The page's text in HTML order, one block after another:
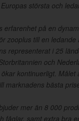
största och
erfarenhet på en
zooplus till en
representerat i 25
och
kontinuerligt. Målet
marknadens bästa
mer än 8 000
fåglar, samt extra bra